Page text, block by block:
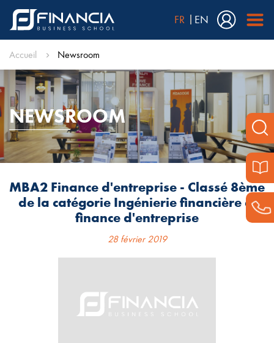
FR EN
Accueil Newsroom
NEWSROOM
MBA2 Finance d'entreprise - Classé 8ème
de la catégorie Ingénierie financière et
finance d'entreprise
28 février 2019